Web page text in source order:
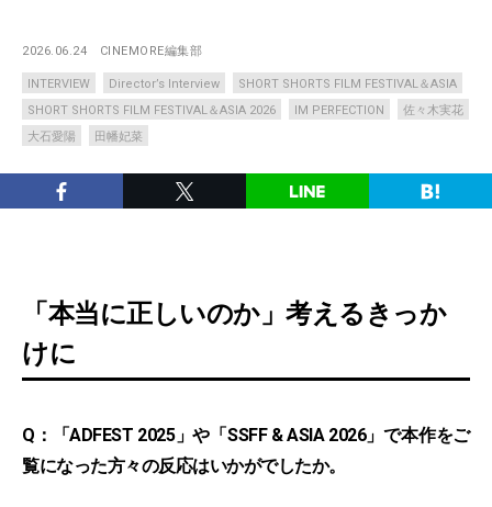
2026.06.24 CINEMORE編集部
INTERVIEW Director’s Interview
SHORT SHORTS FILM FESTIVAL＆ASIA
SHORT SHORTS FILM FESTIVAL＆ASIA 2026
IM PERFECTION
佐々木実花
大石愛陽
田幡妃菜
「本当に正しいのか」考えるきっか
けに
Q：「ADFEST 2025」や「SSFF & ASIA 2026」で本作をご
覧になった方々の反応はいかがでしたか。